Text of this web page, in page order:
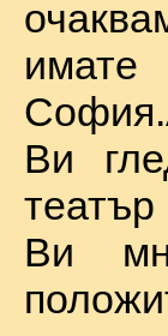
имате
Ви
Ви